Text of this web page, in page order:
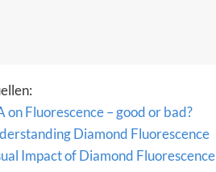
on Fluorescence – good or bad?
Diamond Fluorescence
Impact of Diamond Fluorescence